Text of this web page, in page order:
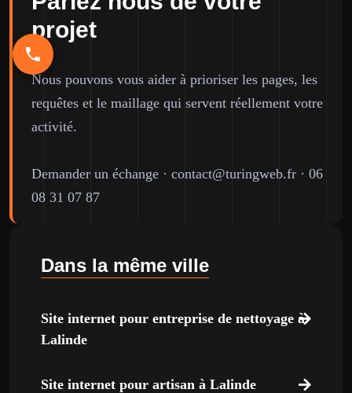
projet
Nous pouvons vous aider à prioriser les pages, les
requêtes et le maillage qui servent réellement votre
activité.
Demander un échange · contact@turingweb.fr · 06
08 31 07 87
Dans la même ville
Site internet pour entreprise de nettoyage à
Lalinde
Site internet pour artisan à Lalinde